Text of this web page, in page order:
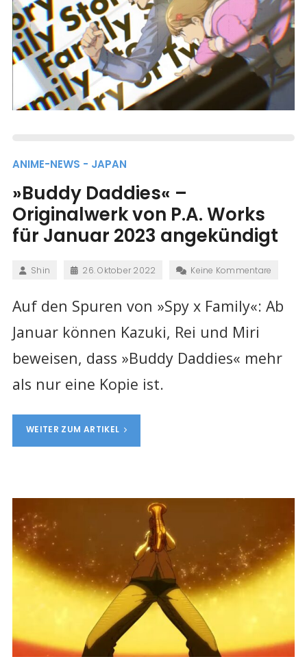
ANIME-NEWS - JAPAN
»Buddy Daddies« –
Originalwerk von P.A. Works
für Januar 2023 angekündigt
Shin 26. Oktober 2022 Keine Kommentare
Auf den Spuren von »Spy x Family«: Ab
Januar können Kazuki, Rei und Miri
beweisen, dass »Buddy Daddies« mehr
als nur eine Kopie ist.
WEITER ZUM ARTIKEL